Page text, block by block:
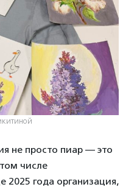
не просто пиар — это
числе
2025 года организация,